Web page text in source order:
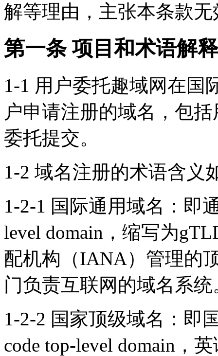
解等理由，主张本条款
第一条 项目和术语解释
1-1 用户委托趣域网在国
户申请注册的域名，包
委托提交。
1-2 域名注册的术语含义
1-2-1 国际通用域名：即
level domain，缩写为
配机构（IANA）管理的
门负责互联网的域名系统
1-2-2 国家顶级域名：即
code top-level domain，